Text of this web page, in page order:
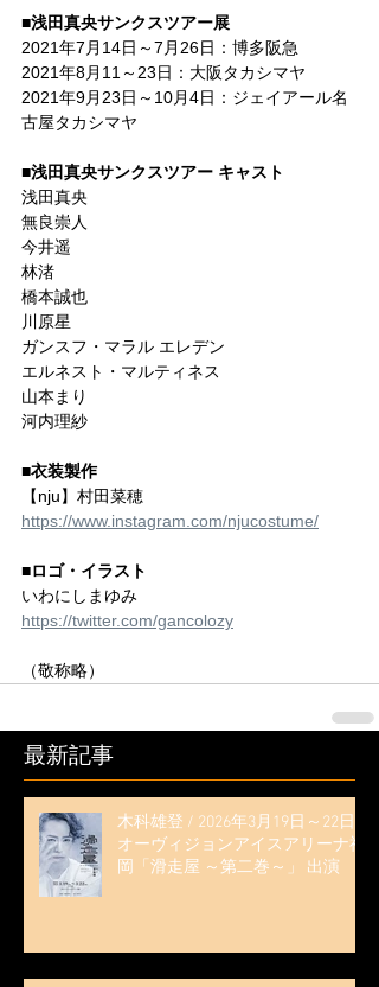
■浅田真央サンクスツアー展
2021年7月14日～7月26日：博多阪急
2021年8月11～23日：大阪タカシマヤ
2021年9月23日～10月4日：ジェイアール名
古屋タカシマヤ
■浅田真央サンクスツアー キャスト
浅田真央
無良崇人
今井遥
林渚
橋本誠也
川原星
ガンスフ・マラル エレデン
エルネスト・マルティネス
山本まり
河内理紗
■衣装製作
【nju】村田菜穂
https://www.instagram.com/njucostume/
■ロゴ・イラスト
いわにしまゆみ
https://twitter.com/gancolozy
（敬称略）
最新記事
木科雄登 / 2026年3月19日～22日
オーヴィジョンアイスアリーナ福
岡「滑走屋 ～第二巻～」 出演